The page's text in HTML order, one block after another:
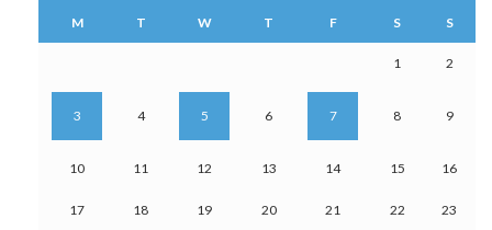
M T W T F S S
1 2
3 4 5 6 7 8 9
10 11 12 13 14 15 16
17 18 19 20 21 22 23